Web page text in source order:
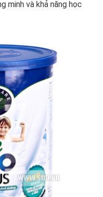
minh và khả năng học